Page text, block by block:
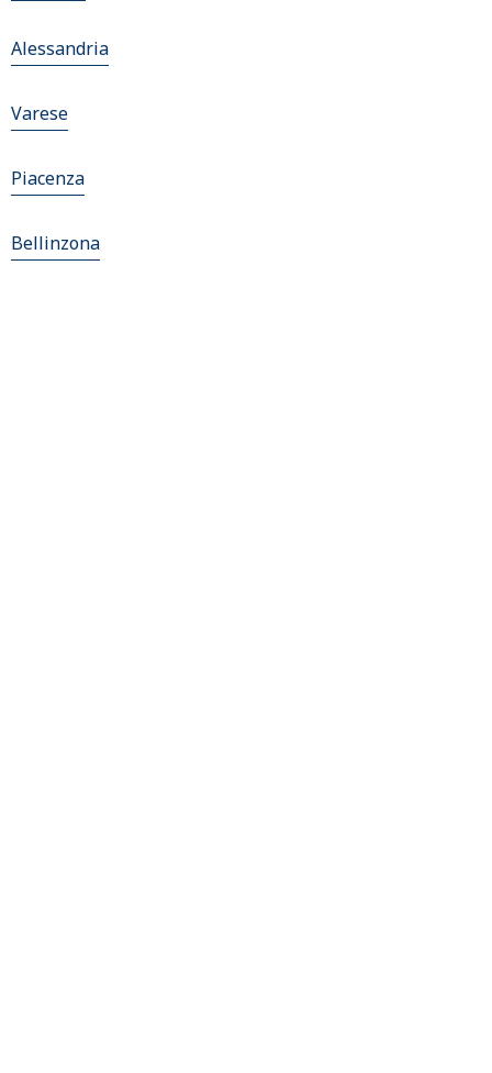
Alessandria
Varese
Piacenza
Bellinzona